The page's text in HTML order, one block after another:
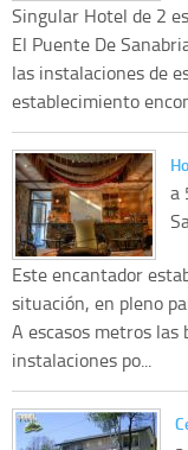
Singular Hotel de 2
El Puente De
las instalaciones de
establecimiento
a
Este encantador
situación, en pleno
A escasos metros las
instalaciones po...